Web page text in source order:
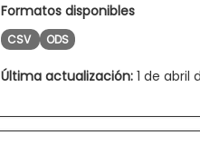
Formatos disponibles
CSV ODS
Última actualización: 1 de abril